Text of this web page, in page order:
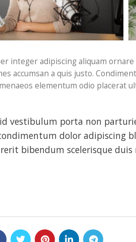
integer adipiscing aliquam
accumsan a quis justo.
elementum odio placerat
vestibulum porta non
dolor adipiscing
bibendum scelerisque duis